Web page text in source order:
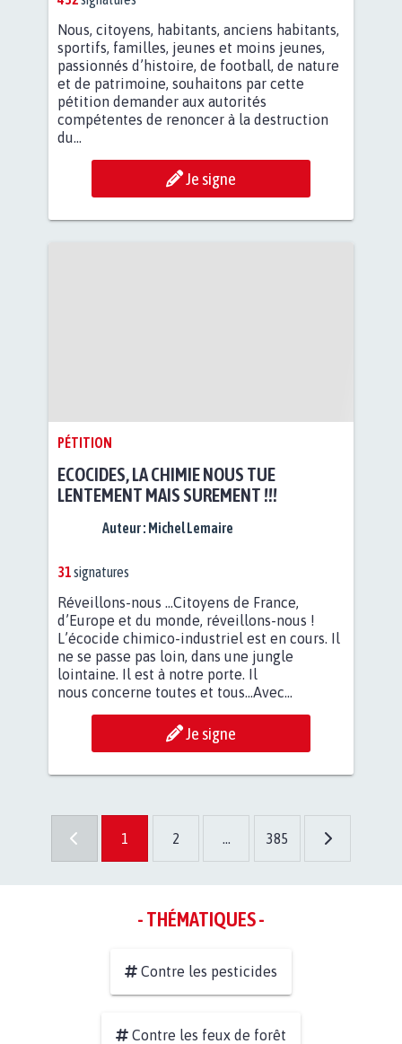
Nous, citoyens, habitants, anciens habitants,
sportifs, familles, jeunes et moins jeunes,
passionnés d’histoire, de football, de nature
et de patrimoine, souhaitons par cette
pétition demander aux autorités
compétentes de renoncer à la destruction
du...
Je signe
PÉTITION
ECOCIDES, LA CHIMIE NOUS TUE
LENTEMENT MAIS SUREMENT !!!
Auteur : Michel Lemaire
31signatures
Réveillons-nous ...Citoyens de France,
d’Europe et du monde, réveillons-nous !
L’écocide chimico-industriel est en cours. Il
ne se passe pas loin, dans une jungle
lointaine. Il est à notre porte. Il
nous concerne toutes et tous...Avec...
Je signe
1 2 ... 385
- THÉMATIQUES -
Contre les pesticides
Contre les feux de forêt